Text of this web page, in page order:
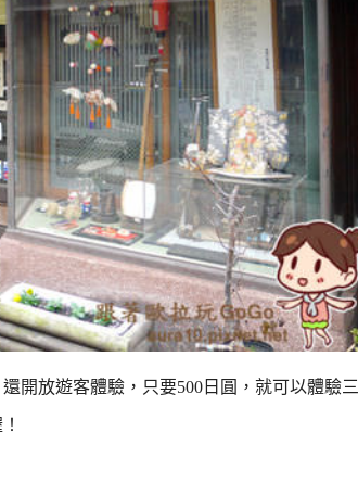
還開放遊客體驗，只要500日圓，就可以體驗三